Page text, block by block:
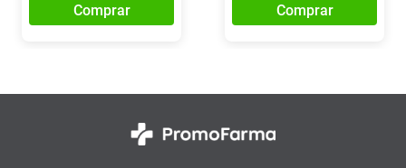
Comprar Comprar